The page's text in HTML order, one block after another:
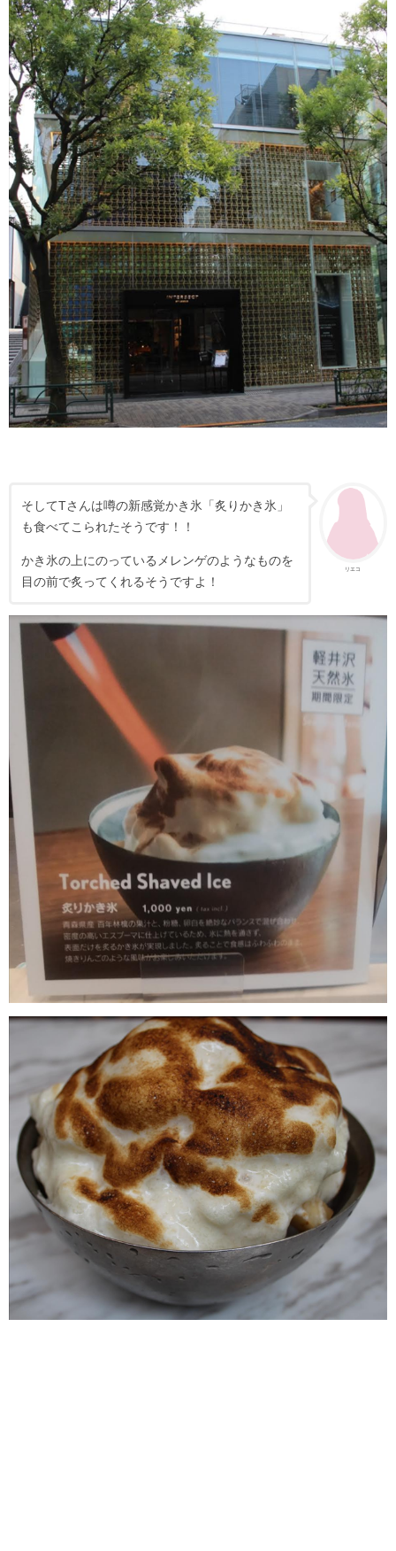
リエコ
そしてTさんは噂の新感覚かき氷「炙りかき氷」
も食べてこられたそうです！！
かき氷の上にのっているメレンゲのようなものを
目の前で炙ってくれるそうですよ！